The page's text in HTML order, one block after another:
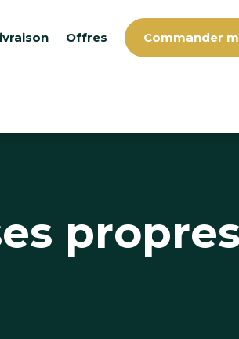
Offres Commander
propres